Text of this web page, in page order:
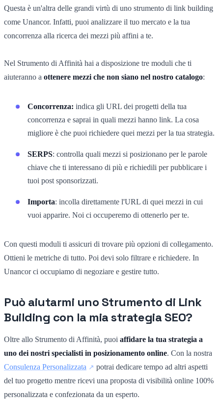
Questa è un'altra delle grandi virtù di uno strumento di link building
come Unancor. Infatti, puoi analizzare il tuo mercato e la tua
concorrenza alla ricerca dei mezzi più affini a te.
Nel Strumento di Affinità hai a disposizione tre moduli che ti
aiuteranno a ottenere mezzi che non siano nel nostro catalogo:
Concorrenza: indica gli URL dei progetti della tua
concorrenza e saprai in quali mezzi hanno link. La cosa
migliore è che puoi richiedere quei mezzi per la tua strategia.
SERPS: controlla quali mezzi si posizionano per le parole
chiave che ti interessano di più e richiedili per pubblicare i
tuoi post sponsorizzati.
Importa: incolla direttamente l'URL di quei mezzi in cui
vuoi apparire. Noi ci occuperemo di ottenerlo per te.
Con questi moduli ti assicuri di trovare più opzioni di collegamento.
Ottieni le metriche di tutto. Poi devi solo filtrare e richiedere. In
Unancor ci occupiamo di negoziare e gestire tutto.
Può aiutarmi uno Strumento di Link
Building con la mia strategia SEO?
Oltre allo Strumento di Affinità, puoi affidare la tua strategia a
uno dei nostri specialisti in posizionamento online. Con la nostra
Consulenza Personalizzata
potrai dedicare tempo ad altri aspetti
del tuo progetto mentre ricevi una proposta di visibilità online 100%
personalizzata e confezionata da un esperto.